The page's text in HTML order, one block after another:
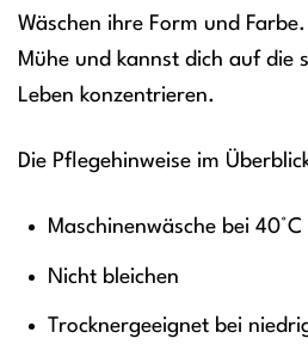
Wäschen ihre Form und
Mühe und kannst dich auf die
Leben konzentrieren.
Die Pflegehinweise im
Maschinenwäsche bei 40°C
Nicht bleichen
Trocknergeeignet bei